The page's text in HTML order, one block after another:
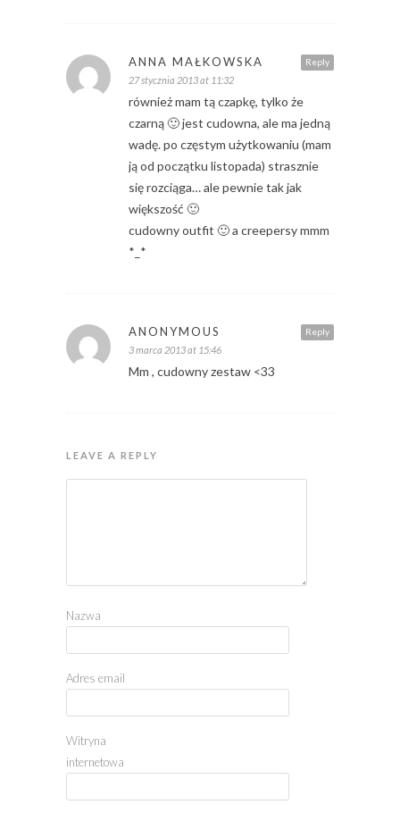
Reply
ANNA MAŁKOWSKA
27 stycznia 2013 at 11:32
również mam tą czapkę, tylko że
czarną 🙂 jest cudowna, ale ma jedną
wadę. po częstym użytkowaniu (mam
ją od początku listopada) strasznie
się rozciąga… ale pewnie tak jak
większość 🙂
cudowny outfit 🙂 a creepersy mmm
*_*
Reply
ANONYMOUS
3 marca 2013 at 15:46
Mm , cudowny zestaw <33
LEAVE A REPLY
Nazwa
Adres email
Witryna
internetowa